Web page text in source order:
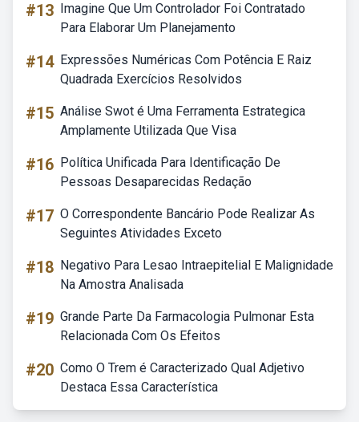
#13 Imagine Que Um Controlador Foi Contratado
Para Elaborar Um Planejamento
#14 Expressões Numéricas Com Potência E Raiz
Quadrada Exercícios Resolvidos
#15 Análise Swot é Uma Ferramenta Estrategica
Amplamente Utilizada Que Visa
#16 Política Unificada Para Identificação De
Pessoas Desaparecidas Redação
#17 O Correspondente Bancário Pode Realizar As
Seguintes Atividades Exceto
#18 Negativo Para Lesao Intraepitelial E Malignidade
Na Amostra Analisada
#19 Grande Parte Da Farmacologia Pulmonar Esta
Relacionada Com Os Efeitos
#20 Como O Trem é Caracterizado Qual Adjetivo
Destaca Essa Característica